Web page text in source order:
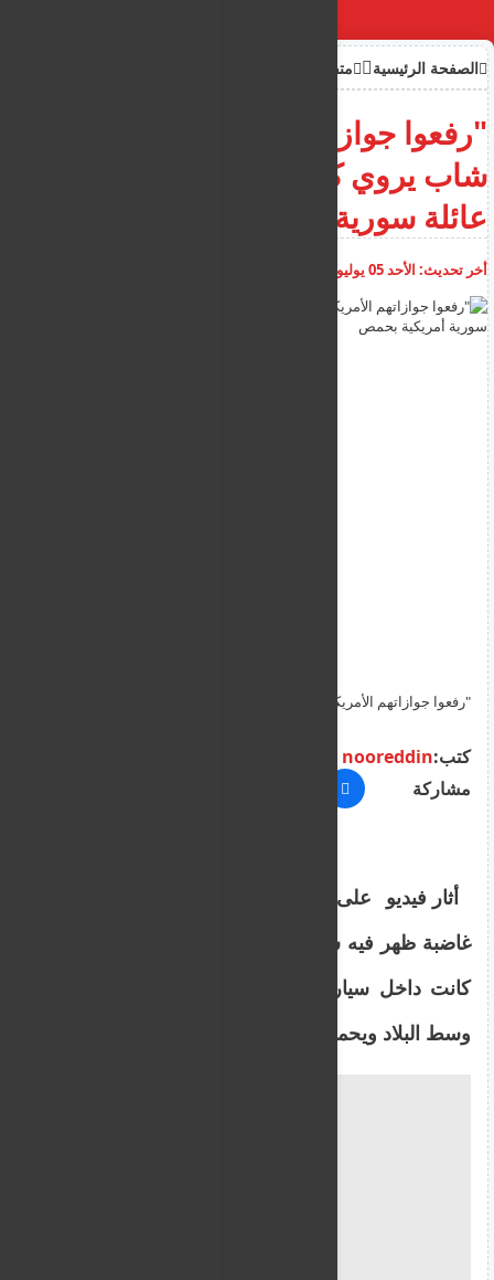
الصفحة الرئيسية متفرقات
"رفعوا جوازاتهم الأمريكية"..
شاب يروي كواليس اعتدائه على
عائلة سورية أمريكية بحمص
أخر تحديث: الأحد 05 يوليو 2026
"رفعوا جوازاتهم الأمريكية".. شاب يروي كواليس اعتدائه على عائلة
كتب:nooreddin
مشاركة
أثار فيديو على منصات التواصل ردود فعل
غاضبة ظهر فيه شاب يتهجم بوحشية على إمرأة
كانت داخل سيارة مع عائلتها في مدينة حمص
وسط البلاد ويحملون الجنسية الأمريكية.